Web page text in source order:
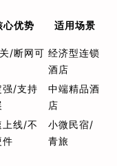
心优势 适用场景
/断网可 经济型连锁
酒店
强/支持
中端精品酒
店
上线/不
件
小微民宿/
青旅